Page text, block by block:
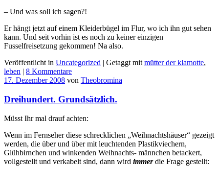
– Und was soll ich sagen?!
Er hängt jetzt auf einem Kleiderbügel im Flur, wo ich ihn gut sehen
kann. Und seit vorhin ist es noch zu keiner einzigen
Fusselfreisetzung gekommen! Na also.
Veröffentlicht in Uncategorized | Getaggt mit mütter der klamotte,
leben | 8 Kommentare
17. Dezember 2008 von Theobromina
Dreihundert. Grundsätzlich.
Müsst Ihr mal drauf achten:
Wenn im Fernseher diese schrecklichen „Weihnachtshäuser“ gezeigt
werden, die über und über mit leuchtenden Plastikviechern,
Glühbirnchen und winkenden Weihnachts- männchen betackert,
vollgestellt und verkabelt sind, dann wird immerdie Frage gestellt: